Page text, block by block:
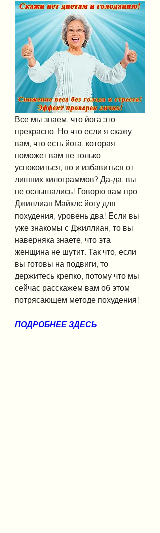
Все мы знаем, что йога это
прекрасно. Но что если я скажу
вам, что есть йога, которая
поможет вам не только
успокоиться, но и избавиться от
лишних килограммов? Да-да, вы
не ослышались! Говорю вам про
Джиллиан Майклс йогу для
похудения, уровень два! Если вы
уже знакомы с Джиллиан, то вы
наверняка знаете, что эта
женщина не шутит. Так что, если
вы готовы на подвиги, то
держитесь крепко, потому что мы
сейчас расскажем вам об этом
потрясающем методе похудения!
ПОДРОБНЕЕ ЗДЕСЬ